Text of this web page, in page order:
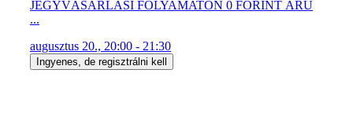
JEGYVÁSÁRLÁSI FOLYAMATON 0 FORINT ÁRÚ
...
augusztus 20., 20:00 - 21:30
Ingyenes, de regisztrálni kell